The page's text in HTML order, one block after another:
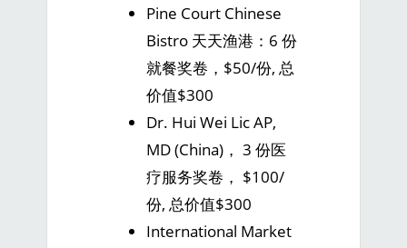
Pine Court Chinese
Bistro 天天渔港：6 份
就餐奖卷，$50/份, 总
价值$300
Dr. Hui Wei Lic AP,
MD (China)， 3 份医
疗服务奖卷， $100/
份, 总价值$300
International Market